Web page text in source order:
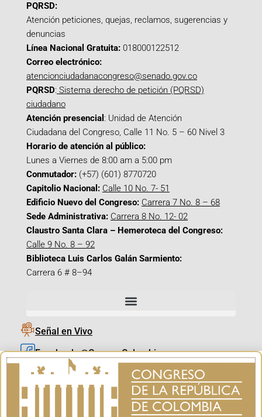
PQRSD:
Atención peticiones, quejas, reclamos, sugerencias y
denuncias
Línea Nacional Gratuita: 018000122512
Correo electrónico:
atencionciudadanacongreso@senado.gov.co
PQRSD: Sistema derecho de petición (PQRSD)
ciudadano
Atención presencial : Unidad de Atención
Ciudadana del Congreso, Calle 11 No. 5 – 60 Nivel 3
Horario de atención al público:
Lunes a Viernes de 8:00 am a 5:00 pm
Conmutador: (+57) (601) 8770720
Capitolio Nacional: Calle 10 No. 7- 51
Edificio Nuevo del Congreso: Carrera 7 No. 8 – 68
Sede Administrativa: Carrera 8 No. 12- 02
Claustro Santa Clara – Hemeroteca del Congreso:
Calle 9 No. 8 – 92
Biblioteca Luis Carlos Galán Sarmiento:
Carrera 6 # 8–94
Señal en Vivo
Facebook_@CamaraColombia
Instagram_@CamaraColombia
X_@CamaraColombia